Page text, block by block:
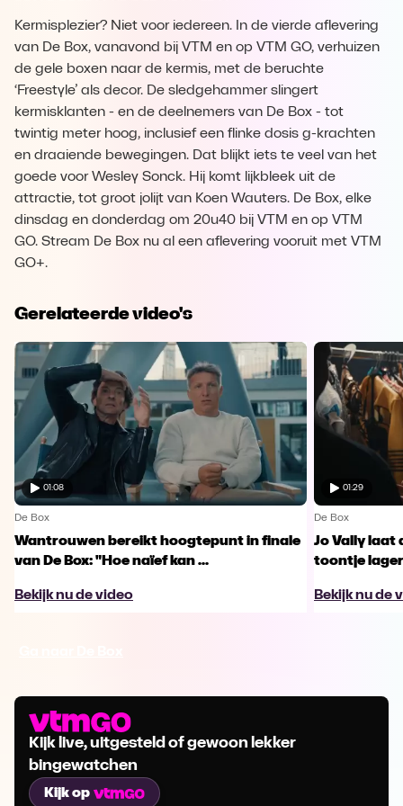
Kermisplezier? Niet voor iedereen. In de vierde aflevering
van De Box, vanavond bij VTM en op VTM GO, verhuizen
de gele boxen naar de kermis, met de beruchte
‘Freestyle’ als decor. De sledgehammer slingert
kermisklanten - en de deelnemers van De Box - tot
twintig meter hoog, inclusief een flinke dosis g-krachten
en draaiende bewegingen. Dat blijkt iets te veel van het
goede voor Wesley Sonck. Hij komt lijkbleek uit de
attractie, tot groot jolijt van Koen Wauters. De Box, elke
dinsdag en donderdag om 20u40 bij VTM en op VTM
GO. Stream De Box nu al een aflevering vooruit met VTM
GO+.
Gerelateerde video's
01:08
De Box
Wantrouwen bereikt hoogtepunt in finale
van De Box: "Hoe naïef kan ...
Bekijk nu de video
01:29
De Box
Jo Vally laat
toontje
Bekijk nu de
Kijk live, uitgesteld of gewoon lekker
bingewatchen
Kijk op